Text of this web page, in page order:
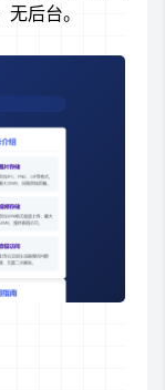
后台。